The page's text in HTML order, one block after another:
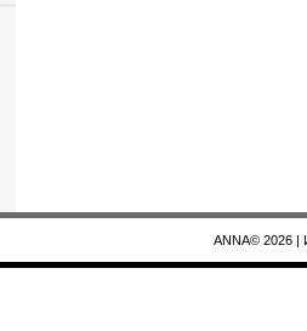
ANNA© 2026|